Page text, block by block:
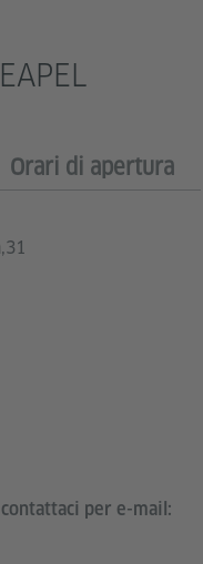
Orari di apertura
per e-mail: